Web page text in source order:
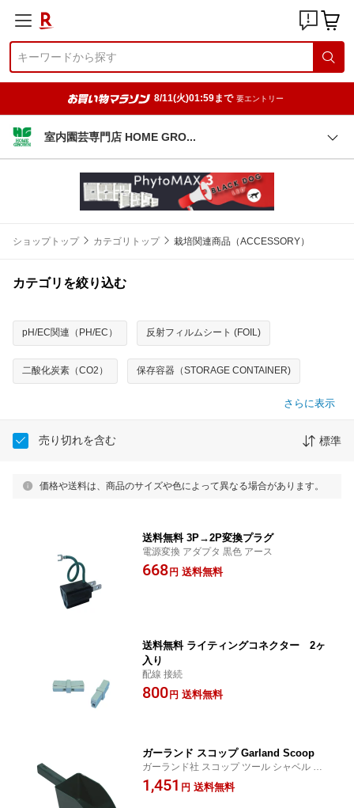
8/11(火)01:59まで 要エントリー
室内園芸専門店 HOME GRO
ショップトップ カテゴリトップ 栽培関連商品（ACCESSORY）
カテゴリを絞り込む
pH/EC関連（PH/EC） 反射フィルムシート (FOIL)
二酸化炭素（CO2） 保存容器（STORAGE CONTAINER)
さらに表示
売り切れを含む 標準
価格や送料は、商品のサイズや色によって異なる場合があります。
送料無料 3P→2P変換プラグ
電源変換 アダプタ 黒色 アース
668円 送料無料
送料無料 ライティングコネクター 2ヶ
入り
配線 接続
800円 送料無料
ガーランド スコップ Garland Scoop
ガーランド社 スコップ ツール シャベル 角
型
1,451 円 送料無料